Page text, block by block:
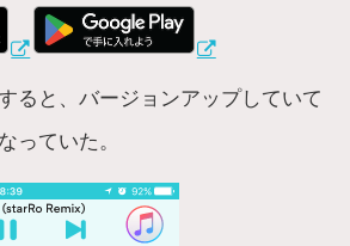
ると、バージョンアップしていて
っていた。